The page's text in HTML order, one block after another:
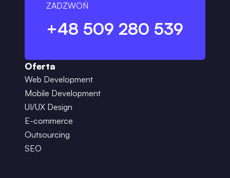
ZADZWOŃ
+48 509 280 539
Oferta
Web Development
Mobile Development
UI/UX Design
E-commerce
Outsourcing
SEO